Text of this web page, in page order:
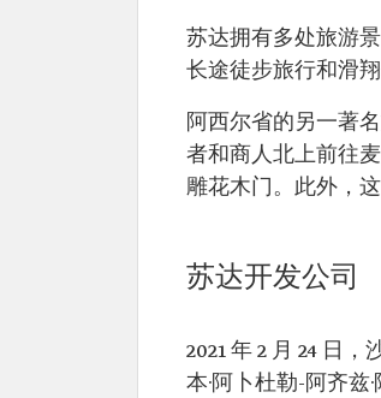
苏达拥有多处旅游
长途徒步旅行和滑
阿西尔省的另一著
者和商人北上前往
雕花木门。此外，
苏达开发公司
2021 年 2 月 24 日
本·阿卜杜勒-阿齐